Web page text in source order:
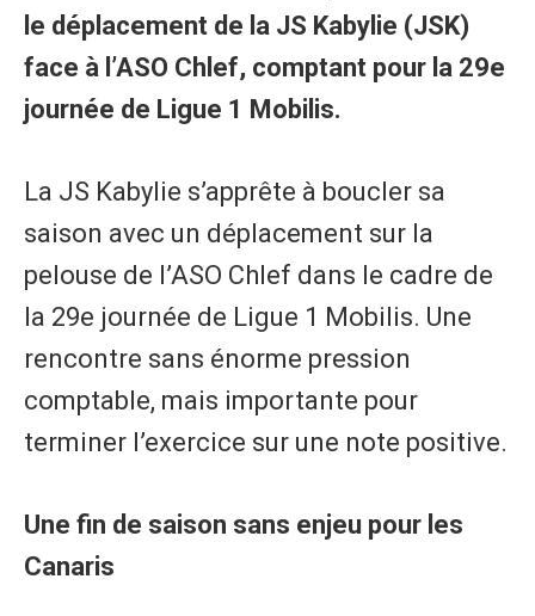
le déplacement de la JS Kabylie (JSK)
face à l’ASO Chlef, comptant pour la 29e
journée de Ligue 1 Mobilis.
La JS Kabylie s’apprête à boucler sa
saison avec un déplacement sur la
pelouse de l’ASO Chlef dans le cadre de
la 29e journée de Ligue 1 Mobilis. Une
rencontre sans énorme pression
comptable, mais importante pour
terminer l’exercice sur une note positive.
Une fin de saison sans enjeu pour les
Canaris